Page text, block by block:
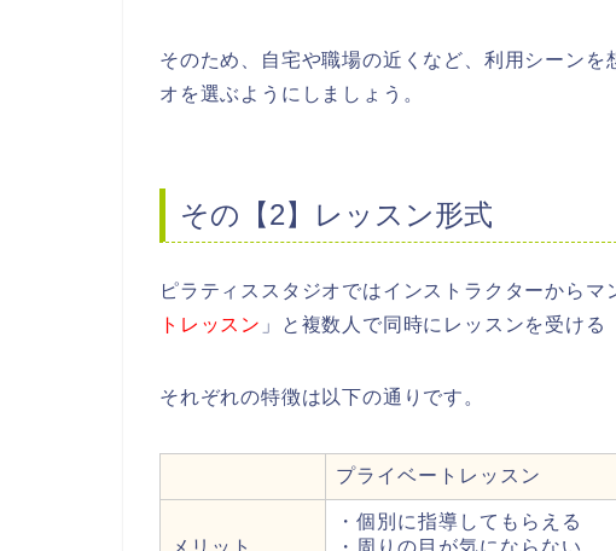
そのため、自宅や職場の近くなど、利用シーン
オを選ぶようにしましょう。
その【2】レッスン形式
ピラティススタジオではインストラクターからマ
トレッスン 」と複数人で同時にレッスンを受ける
それぞれの特徴は以下の通りです。
プライベートレッスン
メリット
・個別に指導してもらえる
・周りの目が気にならない